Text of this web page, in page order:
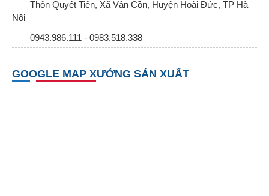
Thôn Quyết Tiến, Xã Vân Cồn, Huyện Hoài Đức, TP Hà
Nội
0943.986.111 - 0983.518.338
GOOGLE MAP XƯỞNG SẢN XUẤT